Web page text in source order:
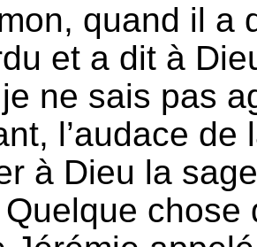
quand il a
et a dit à
ne sais pas
l’audace de
à Dieu la